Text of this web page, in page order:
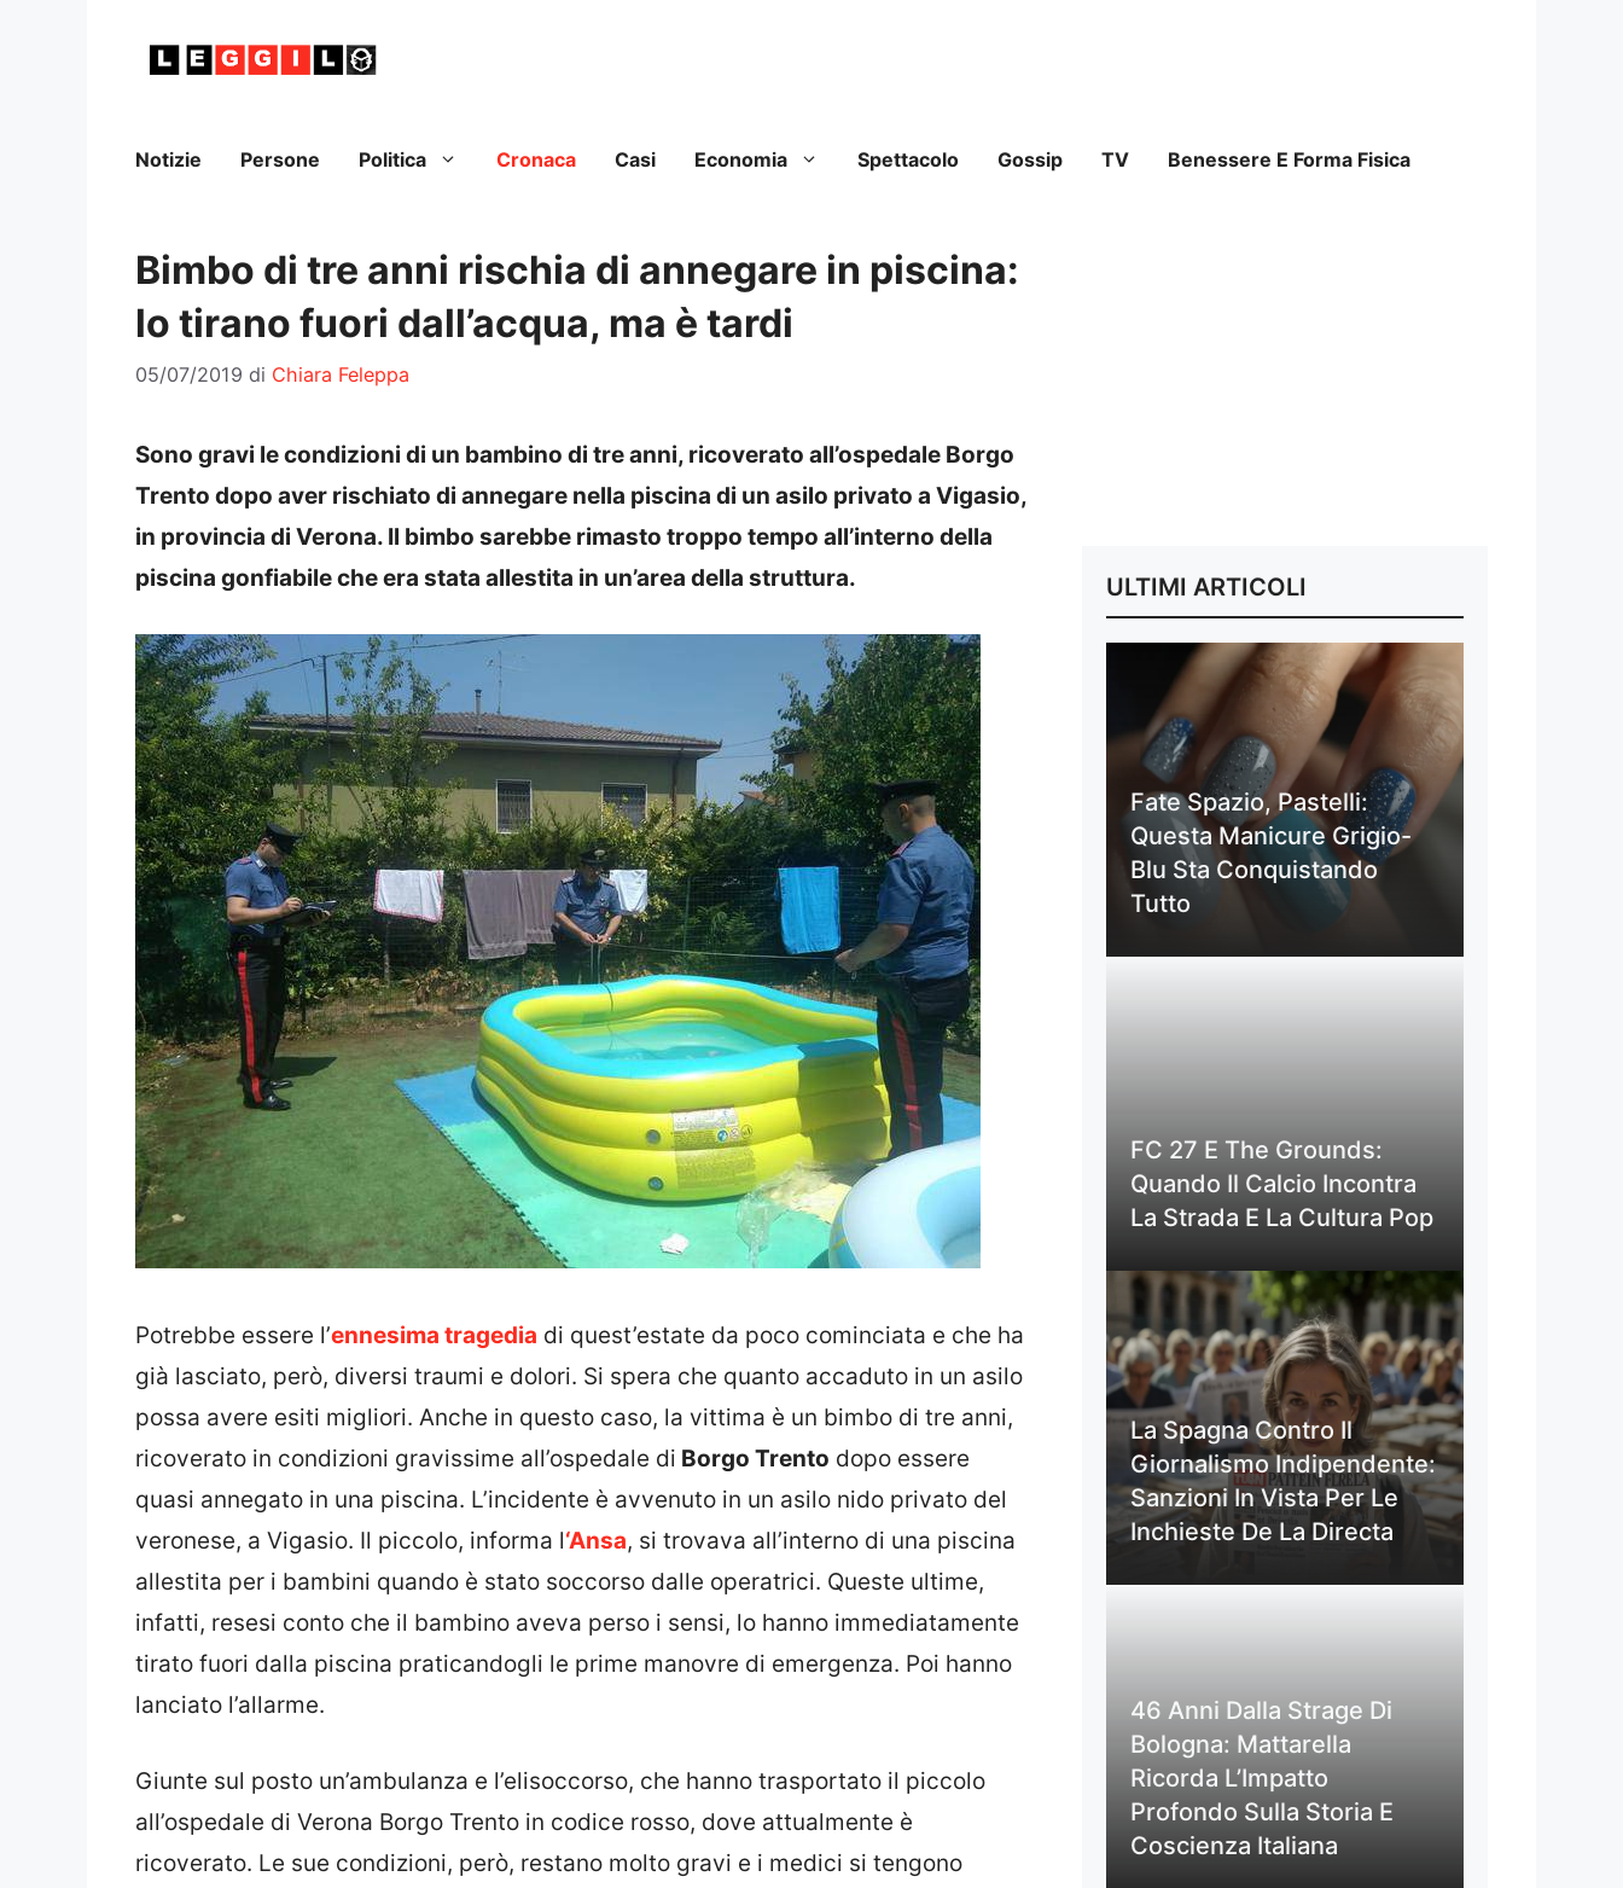
Notizie Persone Politica Cronaca Casi Economia Spettacolo Gossip TV Benessere E Forma Fisica
Bimbo di tre anni rischia di annegare in piscina:
lo tirano fuori dall’acqua, ma è tardi
05/07/2019 di Chiara Feleppa
Sono gravi le condizioni di un bambino di tre anni, ricoverato all’ospedale Borgo
Trento dopo aver rischiato di annegare nella piscina di un asilo privato a Vigasio,
in provincia di Verona. Il bimbo sarebbe rimasto troppo tempo all’interno della
piscina gonfiabile che era stata allestita in un’area della struttura.
Potrebbe essere l’ennesima tragedia di quest’estate da poco cominciata e che ha
già lasciato, però, diversi traumi e dolori. Si spera che quanto accaduto in un asilo
possa avere esiti migliori. Anche in questo caso, la vittima è un bimbo di tre anni,
ricoverato in condizioni gravissime all’ospedale di Borgo Trento dopo essere
quasi annegato in una piscina. L’incidente è avvenuto in un asilo nido privato del
veronese, a Vigasio. Il piccolo, informa l‘Ansa, si trovava all’interno di una piscina
allestita per i bambini quando è stato soccorso dalle operatrici. Queste ultime,
infatti, resesi conto che il bambino aveva perso i sensi, lo hanno immediatamente
tirato fuori dalla piscina praticandogli le prime manovre di emergenza. Poi hanno
lanciato l’allarme.
Giunte sul posto un’ambulanza e l’elisoccorso, che hanno trasportato il piccolo
all’ospedale di Verona Borgo Trento in codice rosso, dove attualmente è
ricoverato. Le sue condizioni, però, restano molto gravi e i medici si tengono
ULTIMI ARTICOLI
Fate Spazio, Pastelli:
Questa Manicure Grigio-
Blu Sta Conquistando
Tutto
FC 27 E The Grounds:
Quando Il Calcio Incontra
La Strada E La Cultura Pop
La Spagna Contro Il
Giornalismo Indipendente:
Sanzioni In Vista Per Le
Inchieste De La Directa
46 Anni Dalla Strage Di
Bologna: Mattarella
Ricorda L’Impatto
Profondo Sulla Storia E
Coscienza Italiana